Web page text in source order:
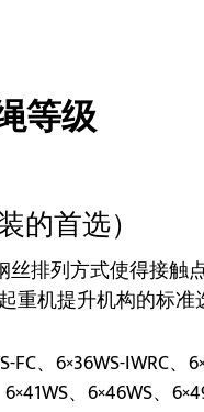
等级
首选）
丝排列方式使得接
机提升机构的标准
、6×36WS-IWRC、
、6×46WS、